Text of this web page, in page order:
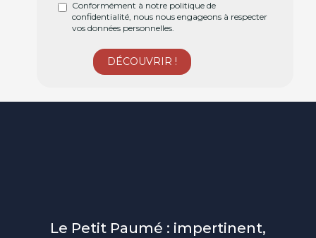
Conformément à notre politique de
confidentialité, nous nous engageons à respecter
vos données personnelles.
Le Petit Paumé : impertinent,